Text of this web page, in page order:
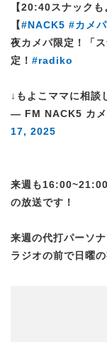
【20:40スナックも
【#NACK5 #カメパ
夜カメパ限定！「
定！ #radiko
↓もよこママに相談
— FM NACK5 カメ
17, 2025
来週も
の放送です ！
来週の代打パーソ
ラジオの前で日曜